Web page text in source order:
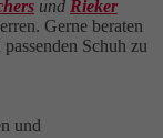
und Rieker
Gerne beraten
Schuh zu
und